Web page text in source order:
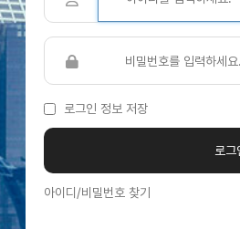
로그인 정보 저장
아이디/비밀번호 찾기